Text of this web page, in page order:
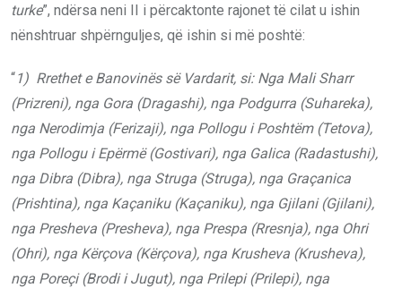
turke”, ndërsa neni II i përcaktonte rajonet të cilat u ishin
nënshtruar shpërnguljes, që ishin si më poshtë:
“1) Rrethet e Banovinës së Vardarit, si: Nga Mali Sharr
(Prizreni), nga Gora (Dragashi), nga Podgurra (Suhareka),
nga Nerodimja (Ferizaji), nga Pollogu i Poshtëm (Tetova),
nga Pollogu i Epërmë (Gostivari), nga Galica (Radastushi),
nga Dibra (Dibra), nga Struga (Struga), nga Graçanica
(Prishtina), nga Kaçaniku (Kaçaniku), nga Gjilani (Gjilani),
nga Presheva (Presheva), nga Prespa (Rresnja), nga Ohri
(Ohri), nga Kërçova (Kërçova), nga Krusheva (Krusheva),
nga Poreçi (Brodi i Jugut), nga Prilepi (Prilepi), nga